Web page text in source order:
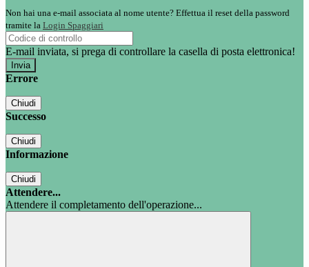
Non hai una e-mail associata al nome utente? Effettua il reset della password
tramite la Login Spaggiari
E-mail inviata, si prega di controllare la casella di posta elettronica!
Errore
Chiudi
Successo
Chiudi
Informazione
Chiudi
Attendere...
Attendere il completamento dell'operazione...